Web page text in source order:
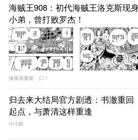
海贼王908：初代海贼王洛克斯现
小弟，曾打败罗杰！
抹茶冰激凌 1
归去来大结局官方剧透：书澈重回
起点，与萧清这样重逢
小小娱